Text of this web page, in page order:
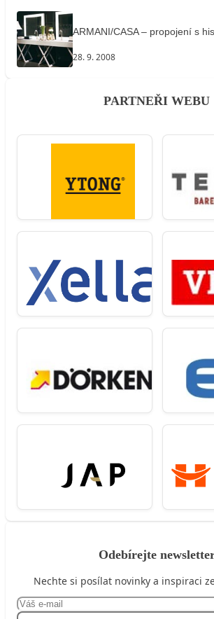
ARMANI/CASA – propojení s
28. 9. 2008
PARTNEŘI WEBU
Odebírejte
Nechte si posílat novinky a inspiraci